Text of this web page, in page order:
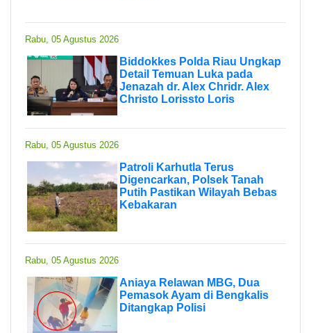
Rabu, 05 Agustus 2026
Biddokkes Polda Riau Ungkap
Detail Temuan Luka pada
Jenazah dr. Alex Chridr. Alex
Christo Lorissto Loris
Rabu, 05 Agustus 2026
Patroli Karhutla Terus
Digencarkan, Polsek Tanah
Putih Pastikan Wilayah Bebas
Kebakaran
Rabu, 05 Agustus 2026
Aniaya Relawan MBG, Dua
Pemasok Ayam di Bengkalis
Ditangkap Polisi